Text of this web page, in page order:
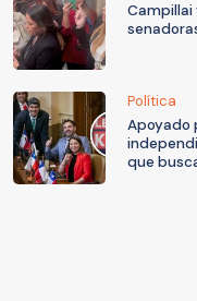
Campillai
Política
Apoyado
que